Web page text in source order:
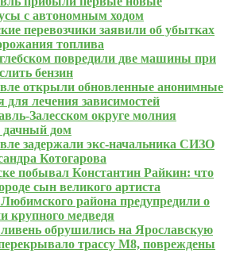
с автономным ходом
перевозчики заявили об убытках
топлива
повредили две машины при
бензин
открыли обновленные анонимные
для лечения зависимостей
Залесском округе молния
дачный дом
задержали экс-начальника СИЗО
Котогарова
побывал Константин Райкин: что
сын великого артиста
района предупредили о
крупного медведя
обрушились на Ярославскую
трассу М8, повреждены